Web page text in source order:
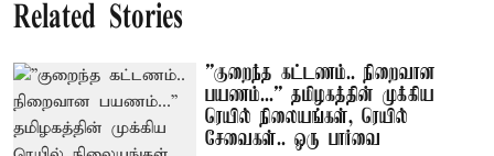
Related Stories
”குறைந்த கட்டணம்.. நிறைவான
பயணம்...” தமிழகத்தின் முக்கிய
ரெயில் நிலையங்கள், ரெயில்
சேவைகள்.. ஒரு பார்வை